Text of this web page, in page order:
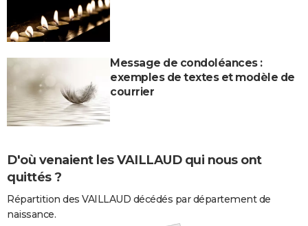
Message de condoléances :
exemples de textes et modèle de
courrier
D'où venaient les VAILLAUD qui nous ont
quittés ?
Répartition des VAILLAUD décédés par département de
naissance.